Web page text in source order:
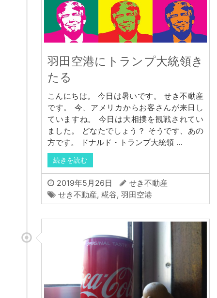
羽田空港にトランプ大統領き
たる
こんにちは。 今日は暑いです。 せき不動産
です。 今、アメリカからお客さんが来日し
ていますね。 今日は大相撲を観戦されてい
ました。 どなたでしょう？ そうです、あの
方です。 ドナルド・トランプ大統領 …
続きを読む
2019年5月26日
せき不動産
せき不動産, 糀谷, 羽田空港